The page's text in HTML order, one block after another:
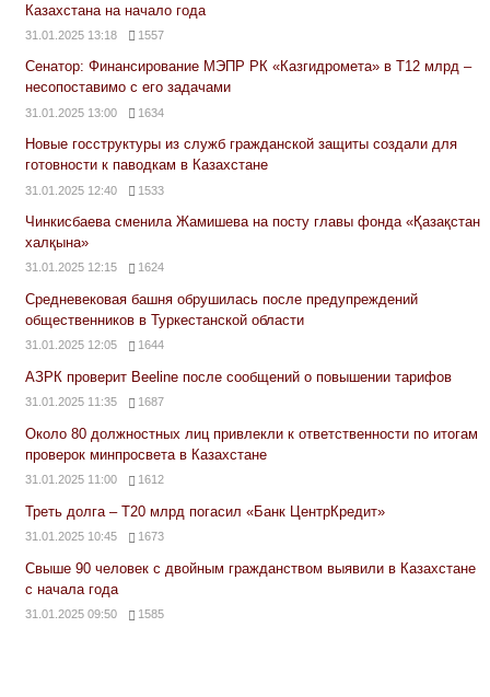
Казахстана на начало года
31.01.2025 13:18 1557
Сенатор: Финансирование МЭПР РК «Казгидромета» в Т12 млрд –
несопоставимо с его задачами
31.01.2025 13:00 1634
Новые госструктуры из служб гражданской защиты создали для
готовности к паводкам в Казахстане
31.01.2025 12:40 1533
Чинкисбаева сменила Жамишева на посту главы фонда «Қазақстан
халқына»
31.01.2025 12:15 1624
Средневековая башня обрушилась после предупреждений
общественников в Туркестанской области
31.01.2025 12:05 1644
АЗРК проверит Beeline после сообщений о повышении тарифов
31.01.2025 11:35 1687
Около 80 должностных лиц привлекли к ответственности по итогам
проверок минпросвета в Казахстане
31.01.2025 11:00 1612
Треть долга – Т20 млрд погасил «Банк ЦентрКредит»
31.01.2025 10:45 1673
Свыше 90 человек с двойным гражданством выявили в Казахстане
с начала года
31.01.2025 09:50 1585